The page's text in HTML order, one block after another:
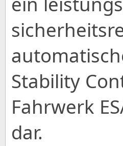
Stability
Fahrwerk
dar.